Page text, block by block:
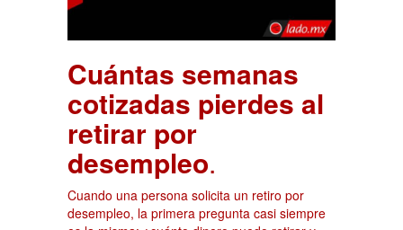
Cuántas semanas
cotizadas pierdes al
retirar por
desempleo.
Cuando una persona solicita un retiro por
desempleo, la primera pregunta casi siempre